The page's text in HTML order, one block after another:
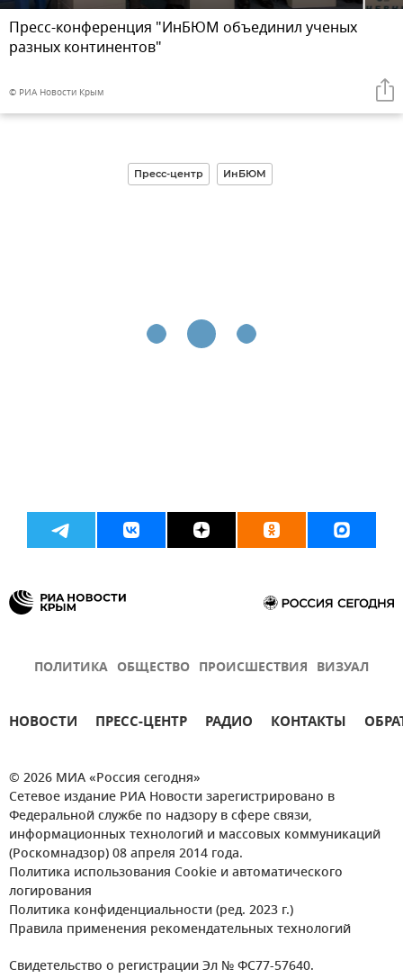
Пресс-конференция "ИнБЮМ объединил ученых
разных континентов"
© РИА Новости Крым
Пресс-центр ИнБЮМ
ПОЛИТИКА ОБЩЕСТВО ПРОИСШЕСТВИЯ ВИЗУАЛ
НОВОСТИ ПРЕСС-ЦЕНТР РАДИО КОНТАКТЫ
© 2026 МИА «Россия сегодня»
Сетевое издание РИА Новости зарегистрировано в
Федеральной службе по надзору в сфере связи,
информационных технологий и массовых коммуникаций
(Роскомнадзор) 08 апреля 2014 года.
Политика использования Cookie и автоматического
логирования
Политика конфиденциальности (ред. 2023 г.)
Правила применения рекомендательных технологий
Свидетельство о регистрации Эл № ФС77-57640.